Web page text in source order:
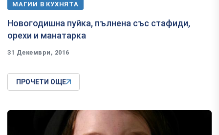
МАГИИ В КУХНЯТА
Новогодишна пуйка, пълнена със стафиди,
орехи и манатарка
31 Декември, 2016
ПРОЧЕТИ ОЩЕ